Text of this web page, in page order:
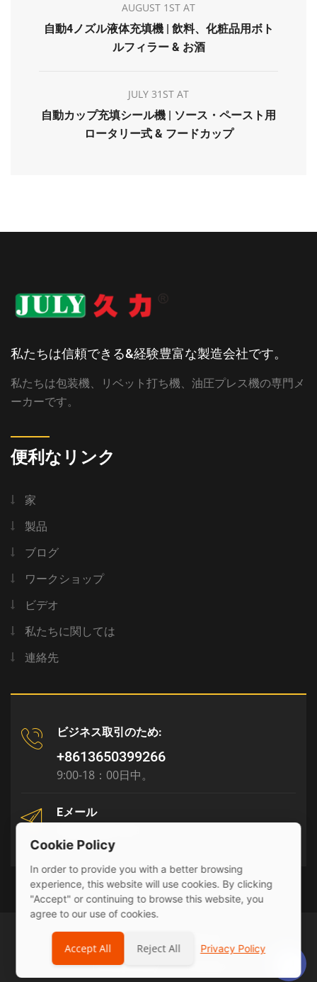
AUGUST 1ST AT
自動4ノズル液体充填機 | 飲料、化粧品用ボト
ルフィラー & お酒
JULY 31ST AT
自動カップ充填シール機 | ソース・ペースト用
ロータリー式 & フードカップ
私たちは信頼できる&経験豊富な製造会社です。
私たちは包装機、リベット打ち機、油圧プレス機の専門メ
ーカーです。
便利なリンク
家
製品
ブログ
ワークショップ
ビデオ
私たちに関しては
連絡先
ビジネス取引のため:
+8613650399266
9:00-18：00日中。
Eメール
© 2026 Julyr Industrial Ltd
Privacy Policy
Cookie Policy
In order to provide you with a better browsing
experience, this website will use cookies. By clicking
"Accept" or continuing to browse this website, you
agree to our use of cookies.
Accept All Reject All Privacy Policy